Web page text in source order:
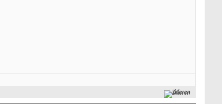
Zitieren